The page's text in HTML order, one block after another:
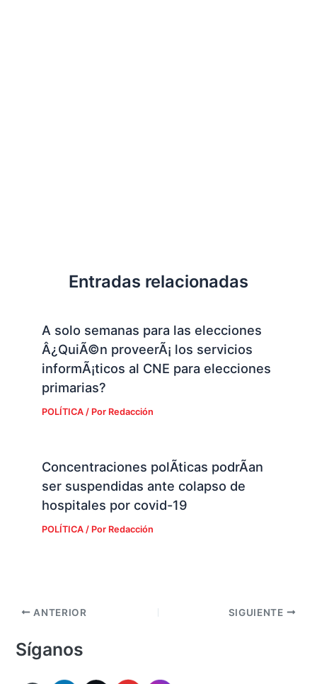
Entradas relacionadas
A solo semanas para las elecciones
Â¿QuiÃ©n proveerÃ¡ los servicios
informÃ¡ticos al CNE para elecciones
primarias?
POLÍTICA/ Por Redacción
Concentraciones polÃ­ticas podrÃ­an
ser suspendidas ante colapso de
hospitales por covid-19
POLÍTICA/ Por Redacción
ANTERIOR SIGUIENTE
Síganos